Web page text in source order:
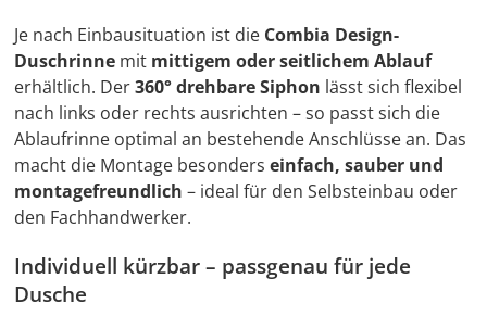
Je nach Einbausituation ist die Combia Design-
Duschrinne mit mittigem oder seitlichem Ablauf
erhältlich. Der360° drehbare Siphon lässt sich flexibel
nach links oder rechts ausrichten – so passt sich die
Ablaufrinne optimal an bestehende Anschlüsse an. Das
macht die Montage besonders einfach, sauber und
montagefreundlich – ideal für den Selbsteinbau oder
den Fachhandwerker.
Individuell kürzbar – passgenau für jede
Dusche